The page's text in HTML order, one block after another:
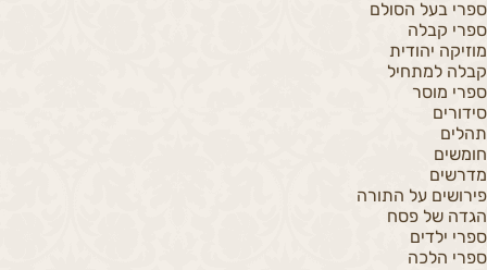
ספרי בעל הסולם
ספרי קבלה
מוזיקה יהודית
קבלה למתחיל
ספרי מוסר
סידורים
תהלים
חומשים
מדרשים
פירושים על התורה
הגדה של פסח
ספרי ילדים
ספרי הלכה